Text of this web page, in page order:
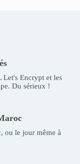
Let's Encrypt et les
Du sérieux !
ou le jour même à